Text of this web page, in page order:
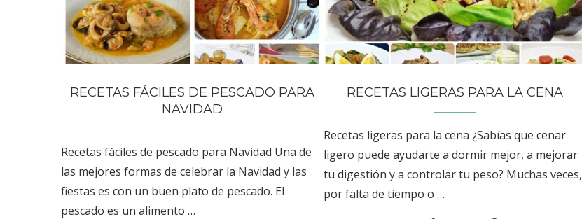
RECETAS FÁCILES DE PESCADO PARA
NAVIDAD
Recetas fáciles de pescado para Navidad Una de
las mejores formas de celebrar la Navidad y las
fiestas es con un buen plato de pescado. El
pescado es un alimento …
RECETAS LIGERAS PARA LA CENA
Recetas ligeras para la cena ¿Sabías que cenar
ligero puede ayudarte a dormir mejor, a mejorar
tu digestión y a controlar tu peso? Muchas veces,
por falta de tiempo o …